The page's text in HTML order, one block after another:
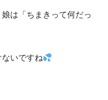
は「ちまきって何だっ
いですね